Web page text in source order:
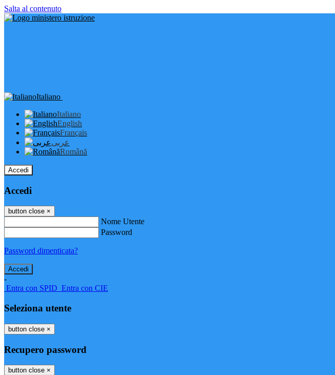
Salta al contenuto
Italiano
Italiano
English
Français
عربى
Română
Accedi
Accedi
button close ×
Nome Utente
Password
Password dimenticata?
-
Entra con SPID Entra con CIE
Seleziona utente
button close ×
Recupero password
button close ×